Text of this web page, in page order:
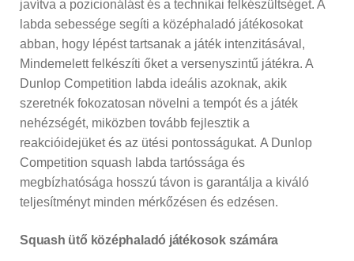
javítva a pozicionálást és a technikai felkészültséget. A
labda sebessége segíti a középhaladó játékosokat
abban, hogy lépést tartsanak a játék intenzitásával,
Mindemelett felkészíti őket a versenyszintű játékra. A
Dunlop Competition labda ideális azoknak, akik
szeretnék fokozatosan növelni a tempót és a játék
nehézségét, miközben tovább fejlesztik a
reakcióidejüket és az ütési pontosságukat. A Dunlop
Competition squash labda tartóssága és
megbízhatósága hosszú távon is garantálja a kiváló
teljesítményt minden mérkőzésen és edzésen.
Squash ütő középhaladó játékosok számára